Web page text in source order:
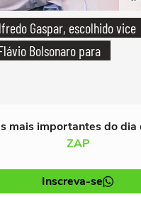
Gaspar, escolhido vice
Bolsonaro para
mais importantes do dia
ZAP
Inscreva-se